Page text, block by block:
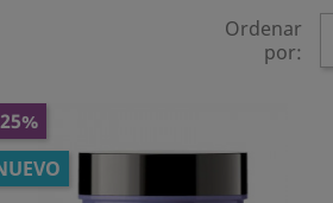
Ordenar
por: